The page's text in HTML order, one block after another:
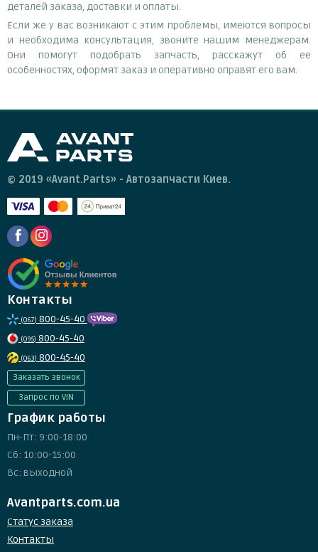
деталей заказа, доставки и оплаты.
Если же у вас возникают с этим проблемы, имеются вопросы
и необходима консультация, звоните нашим менеджерам.
Они помогут подобрать запчасть, расскажут об ее
особенностях, оформят заказ и оперативно оправят его вам.
© 2019 «Avant.Parts» - Автозапчасти Киев.
Контакты
(067) 800-45-40
(095) 800-45-40
(063) 800-45-40
Заказать звонок
Запрос по VIN
График работы
Пн-Пт: 9:00-18:00
Сб: 10:00-15:00
Вс: выходной
Avantparts.com.ua
Статус заказа
Контакты